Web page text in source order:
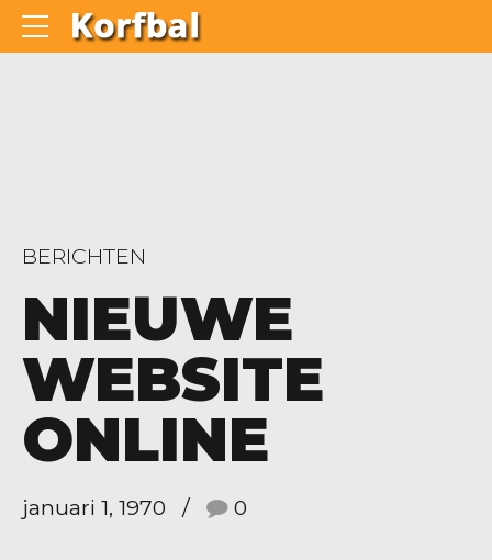
BERICHTEN
NIEUWE
WEBSITE
ONLINE
januari 1, 1970 0